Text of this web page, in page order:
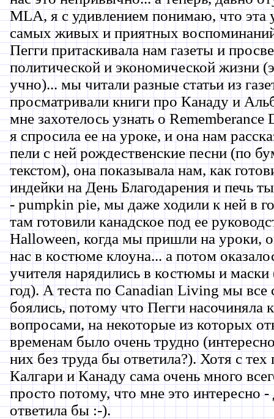
MLA, я с удивлением понимаю, что эта
самых живых и приятных
Пегги притаскивала нам газеты и
политической и экономической жизни
учно)... мы читали разные статьи из
просматривали книги про Канаду и
мне захотелось узнать о
я спросила ее на уроке, и она нам
пели с ней рождественские песни (по
текстом), она показывала нам, как
индейки на День Благодарения и печь
- pumpkin pie, мы даже ходили к ней в
там готовили канадское под ее
Halloween, когда мы пришли на уроки,
нас в костюме клоуна... а потом
учителя нарядились в костюмы и
год). А теста по Canadian Living мы все
боялись, потому что Пегги насочиняла
вопросами, на некоторые из которых
временам было очень трудно
них без труда бы ответила?). Хотя с тех
Калгари и Канаду сама очень много
просто потому, что мне это интересно
ответила бы :-).